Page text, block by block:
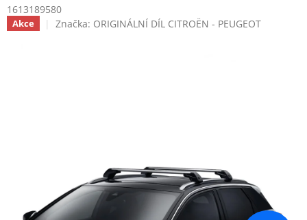
1613189580
Akce Značka: ORIGINÁLNÍ DÍL CITROËN - PEUGEOT